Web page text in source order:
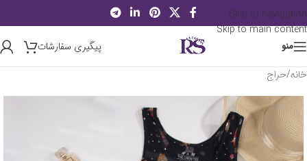
Skip to navigation
Skip to main content
منو
پیگیری سفارشات
خانه/حراج